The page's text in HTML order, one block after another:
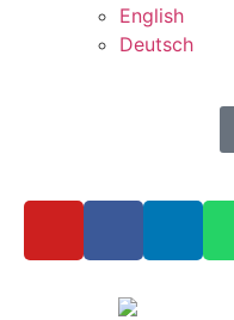
English
Deutsch